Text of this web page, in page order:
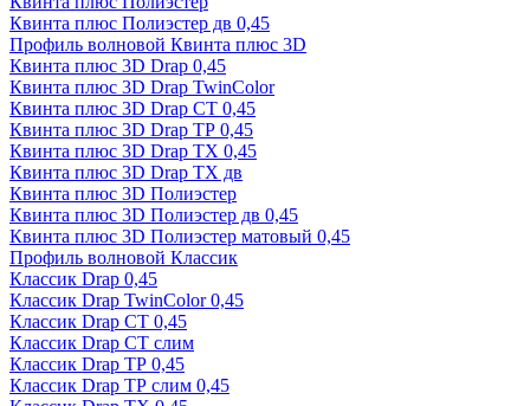
Квинта плюс Полиэстер дв 0,45
Профиль волновой Квинта плюс 3D
Квинта плюс 3D Drap 0,45
Квинта плюс 3D Drap TwinColor
Квинта плюс 3D Drap СТ 0,45
Квинта плюс 3D Drap ТР 0,45
Квинта плюс 3D Drap ТХ 0,45
Квинта плюс 3D Drap ТХ дв
Квинта плюс 3D Полиэстер
Квинта плюс 3D Полиэстер дв 0,45
Квинта плюс 3D Полиэстер матовый 0,45
Профиль волновой Классик
Классик Drap 0,45
Классик Drap TwinColor 0,45
Классик Drap СТ 0,45
Классик Drap СТ слим
Классик Drap ТР 0,45
Классик Drap ТР слим 0,45